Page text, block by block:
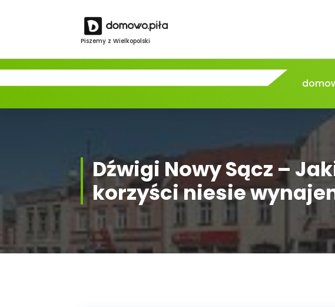
Piszemy z Wielkopolski
Dźwigi Nowy Sącz –
korzyści niesie